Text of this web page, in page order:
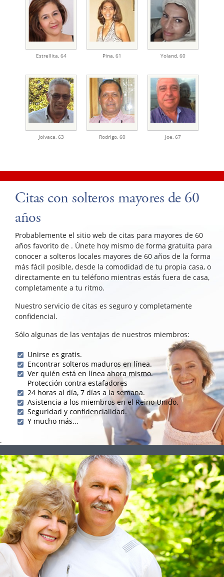
Estrellita 64 Pina 61 Yoland 60
Joivaca 63 Rodrigo, 60 Joe 67
Citas con solteros mayores de 60
años
Probablemente el sitio web de citas para mayores de 60
años favorito de . Únete hoy mismo de forma gratuita para
conocer a solteros locales mayores de 60 años de la forma
más fácil posible, desde la comodidad de tu propia casa, o
directamente en tu teléfono mientras estás fuera de casa,
completamente a tu ritmo.
Nuestro servicio de citas es seguro y completamente
confidencial.
Sólo algunas de las ventajas de nuestros miembros:
Unirse es gratis.
Encontrar solteros maduros en línea.
Ver quién está en línea ahora mismo.
Protección contra estafadores
24 horas al día, 7 días a la semana.
Asistencia a los miembros en el Reino Unido.
Seguridad y confidencialidad.
Y mucho más...
.